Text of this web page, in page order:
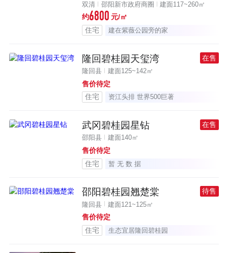
双清 邵阳新市政府商圈 建面117~260㎡
约6800 元/㎡
住宅
建在紫薇公园旁的家
隆回碧桂园天玺湾 在售
隆回县 建面125~142㎡
售价待定
住宅
资江头排 世界500巨著
武冈碧桂园星钻 在售
邵阳县 建面140㎡
售价待定
住宅
暂 无 数 据
邵阳碧桂园翘楚棠 待售
隆回县 建面121~125㎡
售价待定
住宅
生态宜居隆回碧桂园